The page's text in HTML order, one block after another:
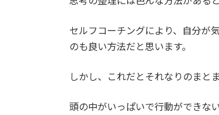
セルフコーチングにより、自分が
のも良い方法だと思います。
しかし、これだとそれなりのまと
頭の中がいっぱいで行動ができな